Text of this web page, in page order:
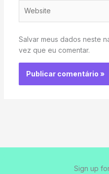
Salvar meus dados neste
vez que eu comentar.
Sign up